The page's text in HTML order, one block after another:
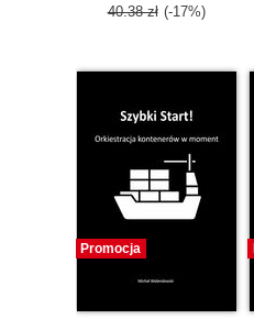
40.38 zł (-17%)
Promocja